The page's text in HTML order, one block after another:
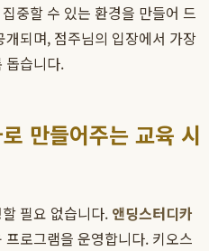
중할 수 있는 환경을 만들어 드
되며, 점주님의 입장에서 가장
돕습니다.
만들어주는 교육 시
필요 없습니다. 앤딩스터디카
로그램을 운영합니다. 키오스